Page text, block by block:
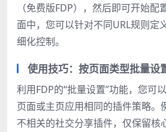
（免费版FDP），然后即可开始
面中，您可以针对不同URL规则定
细化控制。
使用技巧：按页面类型批量设
利用FDP的“批量设置”功能，您可
页面或主页应用相同的插件策略。
不相关的社交分享插件，仅保留核